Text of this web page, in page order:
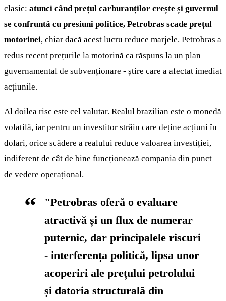
clasic: atunci când prețul carburanților crește și guvernul
se confruntă cu presiuni politice, Petrobras scade prețul
motorinei, chiar dacă acest lucru reduce marjele. Petrobras a
redus recent prețurile la motorină ca răspuns la un plan
guvernamental de subvenționare - știre care a afectat imediat
acțiunile.
Al doilea risc este cel valutar. Realul brazilian este o monedă
volatilă, iar pentru un investitor străin care deține acțiuni în
dolari, orice scădere a realului reduce valoarea investiției,
indiferent de cât de bine funcționează compania din punct
de vedere operațional.
"Petrobras oferă o evaluare
atractivă și un flux de numerar
puternic, dar principalele riscuri
- interferența politică, lipsa unor
acoperiri ale prețului petrolului
și datoria structurală din